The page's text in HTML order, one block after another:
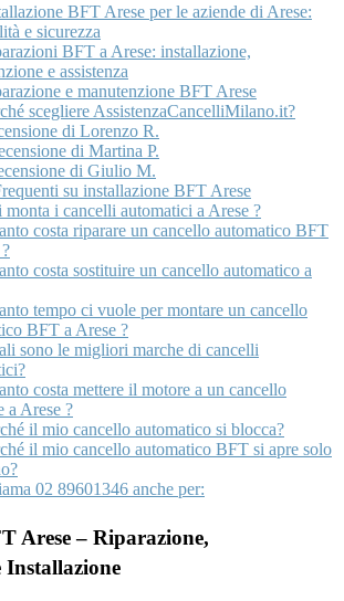
BFT Arese per le aziende di Arese:
e sicurezza
BFT a Arese: installazione,
e assistenza
e manutenzione BFT Arese
scegliere AssistenzaCancelliMilano.it?
di Lorenzo R.
di Martina P.
di Giulio M.
su installazione BFT Arese
monta i cancelli automatici a Arese ?
costa riparare un cancello automatico BFT
costa sostituire un cancello automatico a
tempo ci vuole per montare un cancello
BFT a Arese ?
sono le migliori marche di cancelli
costa mettere il motore a un cancello
a Arese ?
il mio cancello automatico si blocca?
il mio cancello automatico BFT si apre solo
02 89601346 anche per:
Arese – Riparazione,
Installazione